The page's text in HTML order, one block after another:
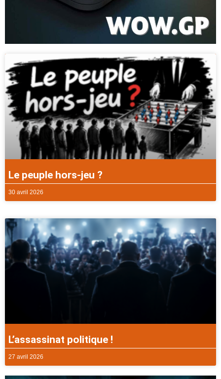
Le peuple hors-jeu ?
30 avril 2026
L’assassinat politique !
27 avril 2026